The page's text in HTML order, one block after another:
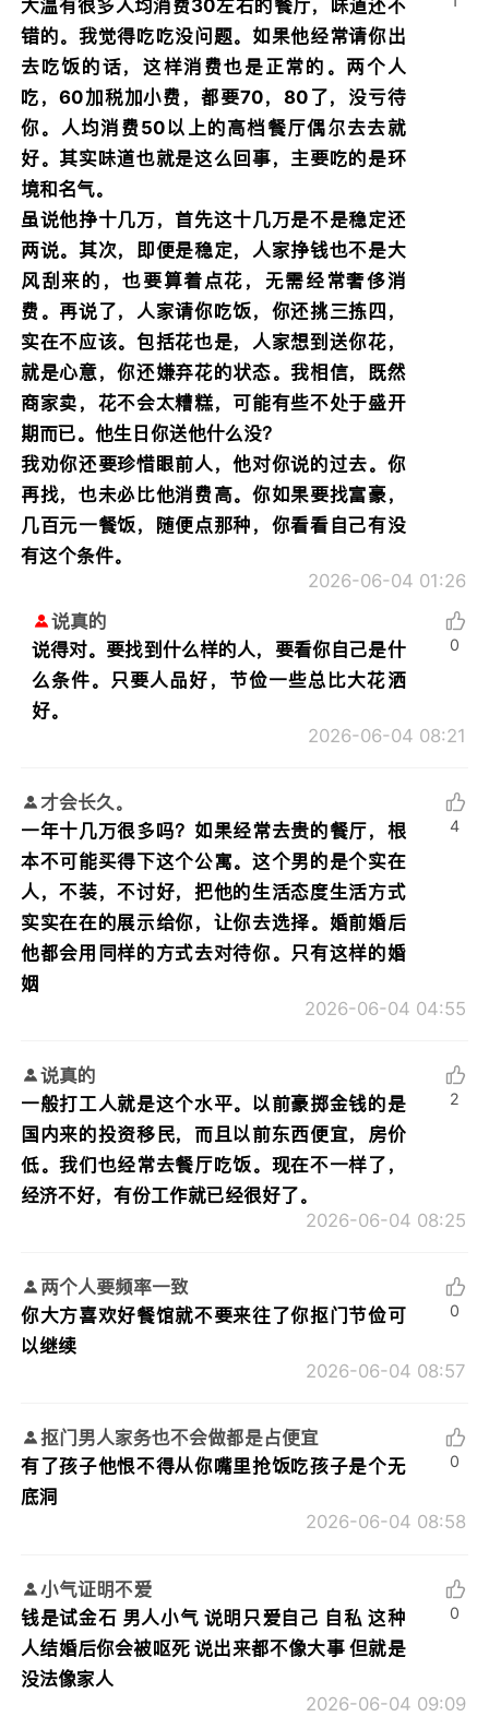
大温有很多人均消费30左右的餐厅，味道还不
错的。我觉得吃吃没问题。如果他经常请你出
去吃饭的话，这样消费也是正常的。两个人
吃，60加税加小费，都要70，80了，没亏待
你。人均消费50以上的高档餐厅偶尔去去就
好。其实味道也就是这么回事，主要吃的是环
境和名气。
虽说他挣十几万，首先这十几万是不是稳定还
两说。其次，即便是稳定，人家挣钱也不是大
风刮来的，也要算着点花，无需经常奢侈消
费。再说了，人家请你吃饭，你还挑三拣四，
实在不应该。包括花也是，人家想到送你花，
就是心意，你还嫌弃花的状态。我相信，既然
商家卖，花不会太糟糕，可能有些不处于盛开
期而已。他生日你送他什么没？
我劝你还要珍惜眼前人，他对你说的过去。你
再找，也未必比他消费高。你如果要找富豪，
几百元一餐饭，随便点那种，你看看自己有没
有这个条件。
2026-06-04 01:26
说真的
说得对。要找到什么样的人，要看你自己是什
么条件。只要人品好，节俭一些总比大花洒
好。
2026-06-04 08:21
0
才会长久。
一年十几万很多吗？如果经常去贵的餐厅，根
本不可能买得下这个公寓。这个男的是个实在
人，不装，不讨好，把他的生活态度生活方式
实实在在的展示给你，让你去选择。婚前婚后
他都会用同样的方式去对待你。只有这样的婚
姻
2026-06-04 04:55
4
说真的
一般打工人就是这个水平。以前豪掷金钱的是
国内来的投资移民，而且以前东西便宜，房价
低。我们也经常去餐厅吃饭。现在不一样了，
经济不好，有份工作就已经很好了。
2026-06-04 08:25
2
两个人要频率一致
你大方喜欢好餐馆就不要来往了你抠门节俭可
以继续
2026-06-04 08:57
0
抠门男人家务也不会做都是占便宜
有了孩子他恨不得从你嘴里抢饭吃孩子是个无
底洞
2026-06-04 08:58
0
小气证明不爱
钱是试金石 男人小气 说明只爱自己 自私 这种
人结婚后你会被呕死 说出来都不像大事 但就是
没法像家人
2026-06-04 09:09
0